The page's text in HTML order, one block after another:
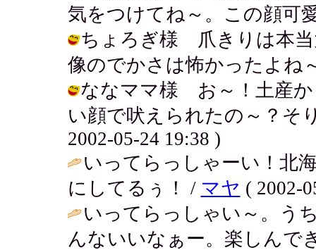
気をつけてね～。この顔可
ちょろぎ様 爪きりは本当
像のでかさは怖かったよね
ななママ様 お～！土産か
い顔で吠えられたの～？そ
2002-05-24 19:38 )
いってらっしゃーい！北
にしてるぅ！ / マヤ ( 2002-
いってらっしゃい～。う
んないいなぁー。楽しんで